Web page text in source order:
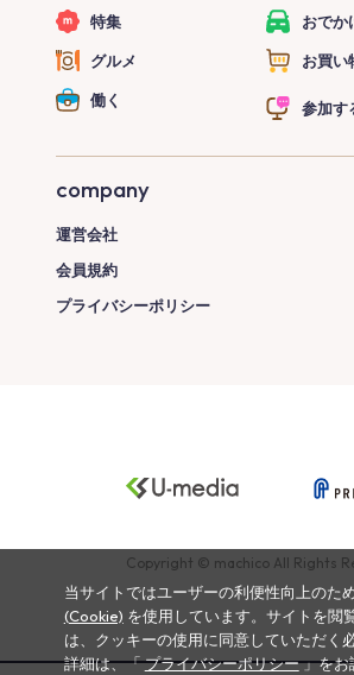
特集 おでか
グルメ お買い
働く 参加す
company
運営会社
会員規約
プライバシーポリシー
Copyright © machico All Rights
当サイトではユーザーの利便性向上のた
(Cookie) を使用しています。サイトを閲
は、クッキーの使用に同意していただく
詳細は、「プライバシーポリシー」をお